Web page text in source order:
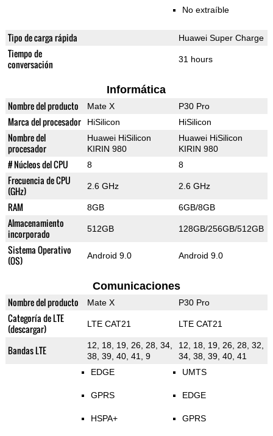
No extraíble
Tipo de carga rápida Huawei Super Charge
Tiempo de
conversación
31 hours
Informática
Nombre del producto Mate X P30 Pro
Marca del procesador HiSilicon HiSilicon
Nombre del
procesador
Huawei HiSilicon
KIRIN 980
Huawei HiSilicon
KIRIN 980
# Núcleos del CPU 8 8
Frecuencia de CPU
(GHz)
2.6 GHz 2.6 GHz
RAM 8GB 6GB/8GB
Almacenamiento
incorporado
512GB 128GB/256GB/512GB
Sistema Operativo
(OS)
Android 9.0 Android 9.0
Comunicaciones
Nombre del producto Mate X P30 Pro
Categoría de LTE
(descargar)
LTE CAT21 LTE CAT21
Bandas LTE
12, 18, 19, 26, 28, 34,
38, 39, 40, 41, 9
12, 18, 19, 26, 28, 32,
34, 38, 39, 40, 41
EDGE
GPRS
HSPA+
UMTS
EDGE
GPRS